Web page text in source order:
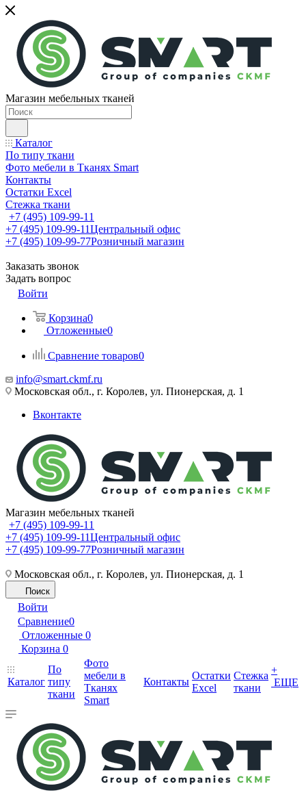
Магазин мебельных тканей
Каталог
По типу ткани
Фото мебели в Тканях Smart
Контакты
Остатки Excel
Стежка ткани
+7 (495) 109-99-11
+7 (495) 109-99-11Центральный офис
+7 (495) 109-99-77Розничный магазин
Заказать звонок
Задать вопрос
Войти
Корзина0
Отложенные0
Сравнение товаров0
info@smart.ckmf.ru
Московская обл., г. Королев, ул. Пионерская, д. 1
Вконтакте
Магазин мебельных тканей
+7 (495) 109-99-11
+7 (495) 109-99-11Центральный офис
+7 (495) 109-99-77Розничный магазин
Московская обл., г. Королев, ул. Пионерская, д. 1
Поиск
Войти
Сравнение0
Отложенные 0
Корзина 0
Каталог
По
типу
ткани
Фото
мебели в
Тканях
Smart
Контакты
Остатки
Excel
Стежка
ткани
+
ЕЩЕ